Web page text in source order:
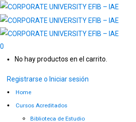
0
No hay productos en el carrito.
Registrarse o Iniciar sesión
Home
Cursos Acreditados
Biblioteca de Estudio